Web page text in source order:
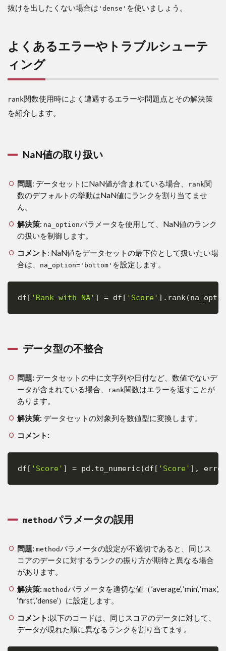
抜けを出したくない場合は 'dense' を使いましょう。
よくあるエラーやトラブルシューテ
ィング
rank関数使用時によく遭遇するエラーや問題点とその解決策
を紹介します。
NaN値の取り扱い
問題: データセットにNaN値が含まれている場合、 rank関
数のデフォルトの挙動はNaN値にランクを割り当てませ
ん。
解決策: na_optionパラメータを使用して、NaN値のランク
の扱いを制御します。
コメント : NaN値をデータセットの最下位として扱いたい場
合は、
na_option='bottom' を設定します。
df [ 'Rank with NA' ] = df [ 'Score' ] . rank(
Copy
データ型の不整合
問題: データセットの中に文字列や日付など、数値でないデ
ータが含まれている場合、
rank関数はエラーを返すことが
あります。
解決策: データセットの対象列を数値型に変換します。
コメント:
df [ 'Score' ] = pd . to_numeric (df [ 'Score' ] ,
methodパラメータの誤用
問題: methodパラメータの設定が不適切であると、同じス
コアのデータに対するランクの振り方が期待と異なる場合
があります。
解決策: methodパラメータを適切な値（’average’, ‘min’, ‘max’,
‘first’, ‘dense’）に設定します。
コメント:以下のコードは、同じスコアのデータに対して、
データが現れた順に異なるランクを割り当てます。